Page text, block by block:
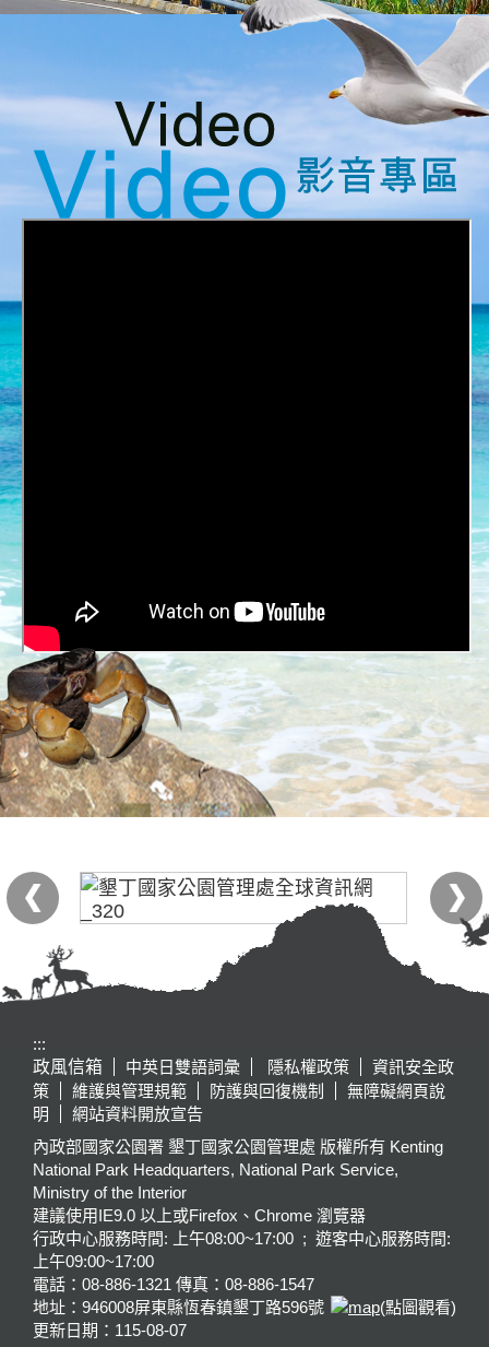
:::
政風信箱
中英日雙語詞彙 隱私權政策
資訊安全政
策
維護與管理規範 防護與回復機制
無障礙網頁說
明
網站資料開放宣告
內政部國家公園署 墾丁國家公園管理處 版權所有 Kenting
National Park Headquarters, National Park Service,
Ministry of the Interior
建議使用IE9.0 以上或Firefox、Chrome 瀏覽器
行政中心服務時間: 上午08:00~17:00 ; 遊客中心服務時間:
上午09:00~17:00
電話：08-886-1321 傳真：08-886-1547
地址：946008屏東縣恆春鎮墾丁路596號
(點圖觀看)
更新日期： 115-08-07